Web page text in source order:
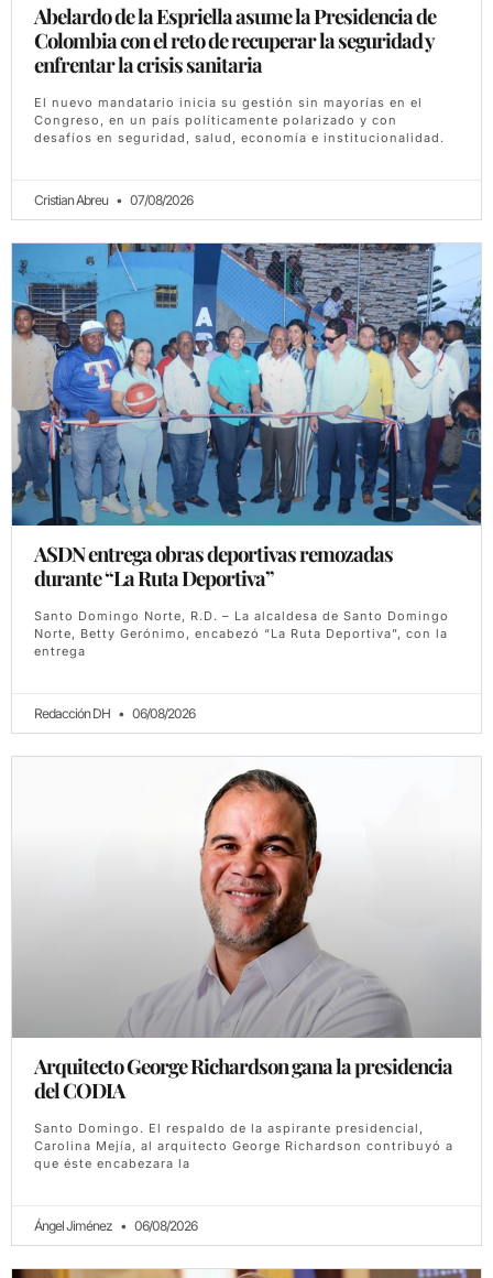
Abelardo de la Espriella asume la Presidencia de
Colombia con el reto de recuperar la seguridad y
enfrentar la crisis sanitaria
El nuevo mandatario inicia su gestión sin mayorías en el
Congreso, en un país políticamente polarizado y con
desafíos en seguridad, salud, economía e institucionalidad.
Cristian Abreu 07/08/2026
ASDN entrega obras deportivas remozadas
durante “La Ruta Deportiva”
Santo Domingo Norte, R.D. – La alcaldesa de Santo Domingo
Norte, Betty Gerónimo, encabezó “La Ruta Deportiva”, con la
entrega
Redacción DH 06/08/2026
Arquitecto George Richardson gana la presidencia
del CODIA
Santo Domingo. El respaldo de la aspirante presidencial,
Carolina Mejía, al arquitecto George Richardson contribuyó a
que éste encabezara la
Ángel Jiménez 06/08/2026